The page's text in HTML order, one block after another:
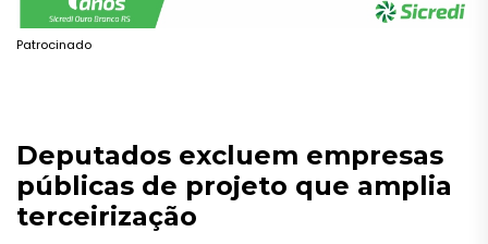
Patrocinado
Deputados excluem empresas
públicas de projeto que amplia
terceirização